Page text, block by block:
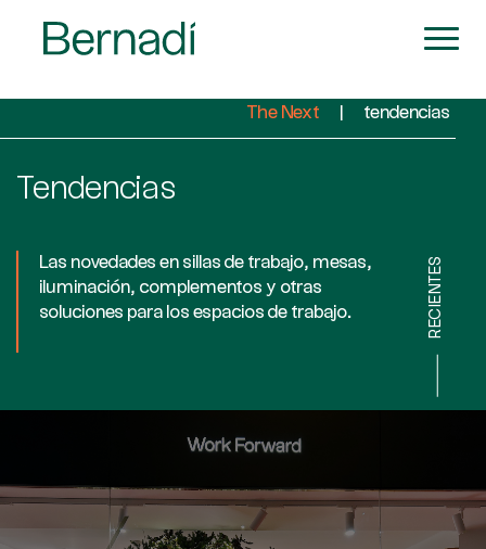
The Next tendencias
Tendencias
Las novedades en sillas de trabajo, mesas,
iluminación, complementos y otras
soluciones para los espacios de trabajo.
RECIENTES